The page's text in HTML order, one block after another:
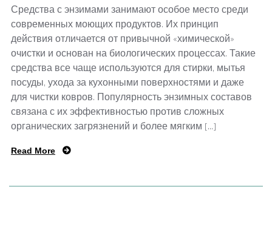
Средства с энзимами занимают особое место среди
современных моющих продуктов. Их принцип
действия отличается от привычной «химической»
очистки и основан на биологических процессах. Такие
средства все чаще используются для стирки, мытья
посуды, ухода за кухонными поверхностями и даже
для чистки ковров. Популярность энзимных составов
связана с их эффективностью против сложных
органических загрязнений и более мягким […]
Read More